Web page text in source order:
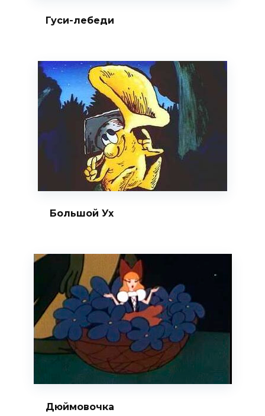
Гуси-лебеди
Большой Ух
Дюймовочка